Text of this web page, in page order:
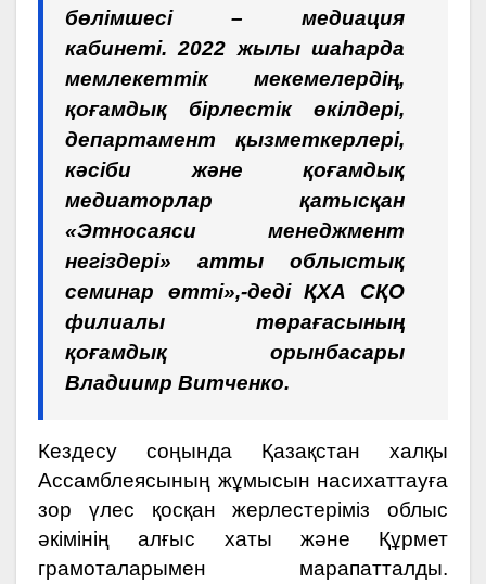
бөлімшесі – медиация
кабинеті. 2022 жылы шаһарда
мемлекеттік мекемелердің,
қоғамдық бірлестік өкілдері,
департамент қызметкерлері,
кәсіби және қоғамдық
медиаторлар қатысқан
«Этносаяси менеджмент
негіздері» атты облыстық
семинар өтті»,-деді ҚХА СҚО
филиалы төрағасының
қоғамдық орынбасары
Владиимр Витченко.
Кездесу соңында Қазақстан халқы
Ассамблеясының жұмысын насихаттауға
зор үлес қосқан жерлестеріміз облыс
әкімінің алғыс хаты және Құрмет
грамоталарымен марапатталды.